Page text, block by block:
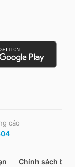
cáo
Chính sách bảo